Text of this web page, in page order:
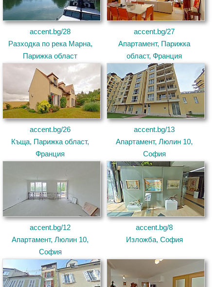
accent.bg/28
Разходка по река Марна,
Парижка област
accent.bg/27
Апартамент, Парижка
област, Франция
accent.bg/26
Къща, Парижка област,
Франция
accent.bg/13
Апартамент, Люлин 10,
София
accent.bg/12
Апартамент, Люлин 10,
София
accent.bg/8
Изложба, София